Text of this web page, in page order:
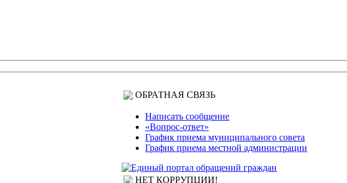
ОБРАТНАЯ СВЯЗЬ
Написать сообщение
«Вопрос-ответ»
График приема муниципального совета
График приема местной администрации
НЕТ КОРРУПЦИИ!